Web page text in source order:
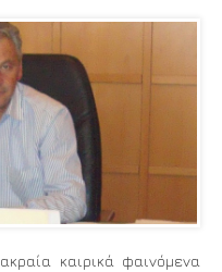
καιρικά φαινόμενα